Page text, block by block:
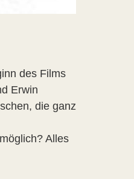
des Films
Erwin
die ganz
Alles